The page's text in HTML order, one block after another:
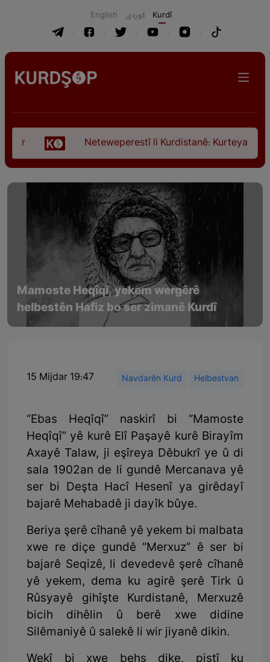
English كوردی Kurdî
Neteweperestî li Kurdistanê: Kurteya
Mamoste Heqîqî, yekem wergêrê
helbestên Hafiz bo ser zimanê Kurdî
15 Mijdar 19:47 Navdarên Kurd Helbestvan
“Ebas Heqîqî” naskirî bi “Mamoste
Heqîqî” yê kurê Elî Paşayê kurê Birayîm
Axayê Talaw, ji eşîreya Dêbukrî ye û di
sala 1902an de li gundê Mercanava yê
ser bi Deşta Hacî Hesenî ya girêdayî
bajarê Mehabadê ji dayîk bûye.
Beriya şerê cîhanê yê yekem bi malbata
xwe re diçe gundê “Merxuz” ê ser bi
bajarê Seqizê, li devedevê şerê cîhanê
yê yekem, dema ku agirê şerê Tirk û
Rûsyayê gihîşte Kurdistanê, Merxuzê
bicih dihêlin û berê xwe didine
Silêmaniyê û salekê li wir jiyanê dikin.